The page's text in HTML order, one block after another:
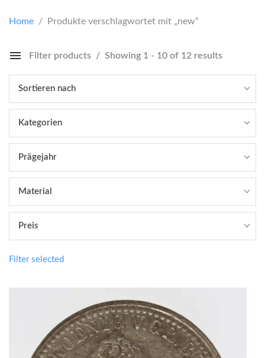
Home / Produkte verschlagwortet mit „new“
Filter products Showing 1 - 10 of 12 results
Sortieren nach
Kategorien
Prägejahr
Material
Preis
Filter selected